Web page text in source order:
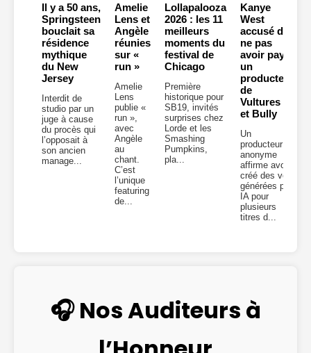
Il y a 50 ans,
Springsteen
bouclait sa
résidence
mythique
du New
Jersey
Interdit de
studio par un
juge à cause
du procès qui
l’opposait à
son ancien
manage...
Amelie
Lens et
Angèle
réunies
sur «
run »
Amelie
Lens
publie «
run »,
avec
Angèle
au
chant.
C’est
l’unique
featuring
de...
Lollapalooza
2026 : les 11
meilleurs
moments du
festival de
Chicago
Première
historique pour
SB19, invités
surprises chez
Lorde et les
Smashing
Pumpkins,
pla...
Kanye
West
accusé de
ne pas
avoir payé
un
producteur
de
Vultures 2
et Bully
Un
producteur
anonyme
affirme avoir
créé des voix
générées par
IA pour
plusieurs
titres d...
🎧 Nos Auditeurs à